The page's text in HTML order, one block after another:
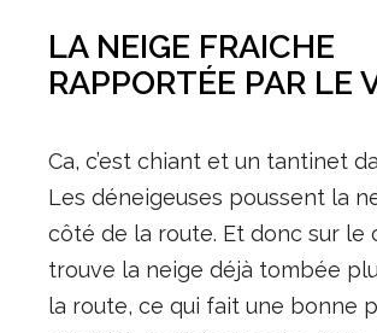
LA NEIGE FRAICHE
RAPPORTÉE PAR LE
Ca, c’est chiant et un tantinet
Les déneigeuses poussent la
côté de la route. Et donc sur le
trouve la neige déjà tombée
la route, ce qui fait une bonne